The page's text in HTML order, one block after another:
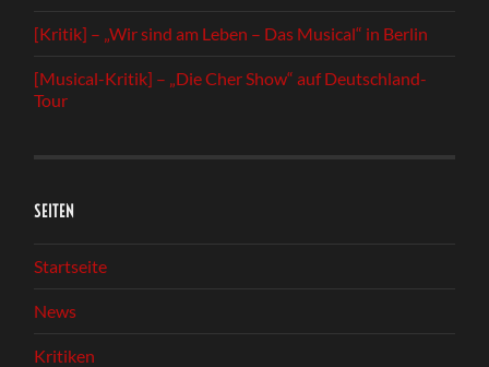
[Kritik] – „Wir sind am Leben – Das Musical“ in Berlin
[Musical-Kritik] – „Die Cher Show“ auf Deutschland-
Tour
SEITEN
Startseite
News
Kritiken